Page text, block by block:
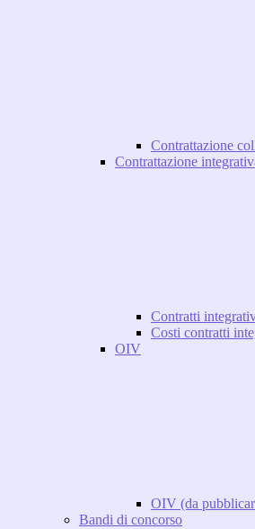
Contrattazione
Contrattazione
Contratti
Costi contratti
OIV
OIV (da
Bandi di concorso